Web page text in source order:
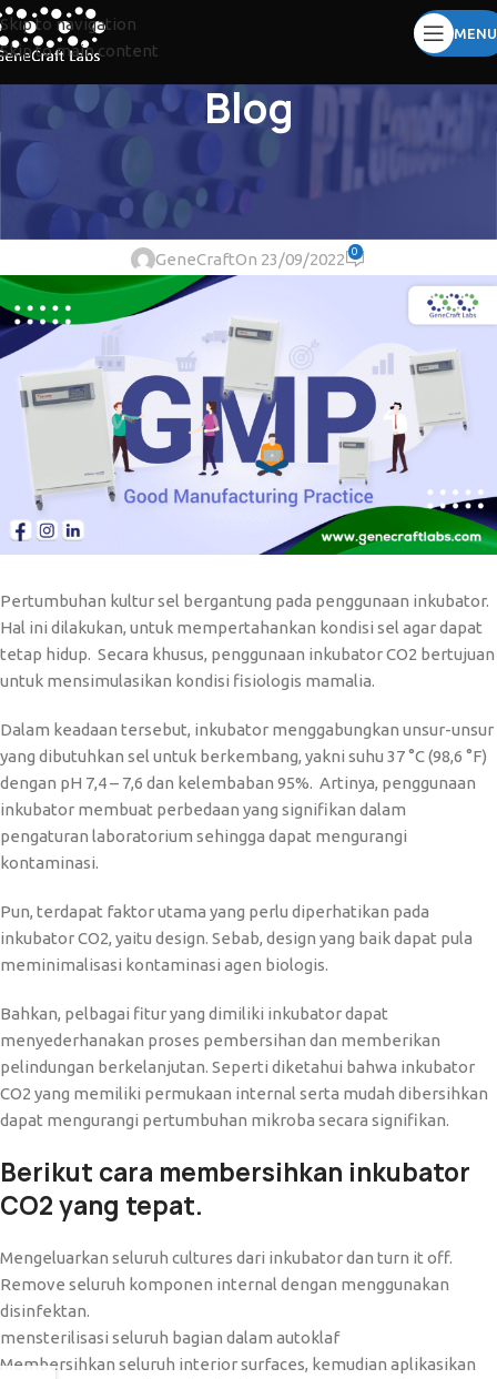
Skip to navigation
Skip to main content
MENU
Blog
Inkubator CO2 untuk
Laboratorium GMP!
GeneCraftOn 23/09/2022 0
Pertumbuhan kultur sel bergantung pada penggunaan inkubator.
Hal ini dilakukan, untuk mempertahankan kondisi sel agar dapat
tetap hidup. Secara khusus, penggunaan inkubator CO2 bertujuan
untuk mensimulasikan kondisi fisiologis mamalia.
Dalam keadaan tersebut, inkubator menggabungkan unsur-unsur
yang dibutuhkan sel untuk berkembang, yakni suhu 37 °C (98,6 °F)
dengan pH 7,4 – 7,6 dan kelembaban 95%. Artinya, penggunaan
inkubator membuat perbedaan yang signifikan dalam
pengaturan laboratorium sehingga dapat mengurangi
kontaminasi.
Pun, terdapat faktor utama yang perlu diperhatikan pada
inkubator CO2, yaitu design. Sebab, design yang baik dapat pula
meminimalisasi kontaminasi agen biologis.
Bahkan, pelbagai fitur yang dimiliki inkubator dapat
menyederhanakan proses pembersihan dan memberikan
pelindungan berkelanjutan. Seperti diketahui bahwa inkubator
CO2 yang memiliki permukaan internal serta mudah dibersihkan
dapat mengurangi pertumbuhan mikroba secara signifikan.
Berikut cara membersihkan inkubator
CO2 yang tepat.
Mengeluarkan seluruh cultures dari inkubator dan turn it off.
Remove seluruh komponen internal dengan menggunakan
disinfektan.
mensterilisasi seluruh bagian dalam autoklaf
Membersihkan seluruh interior surfaces, kemudian aplikasikan